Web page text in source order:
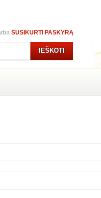
IEŠKOTI
SUSIKURTI PASKYRĄ